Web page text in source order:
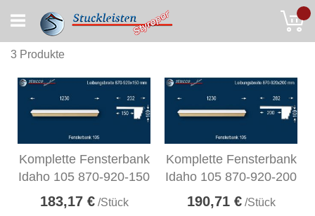
to
Content
3 Produkte
Komplette Fensterbank
Idaho 105 870-920-150
183,17 €/Stück
Komplette Fensterbank
Idaho 105 870-920-200
190,71 €/Stück